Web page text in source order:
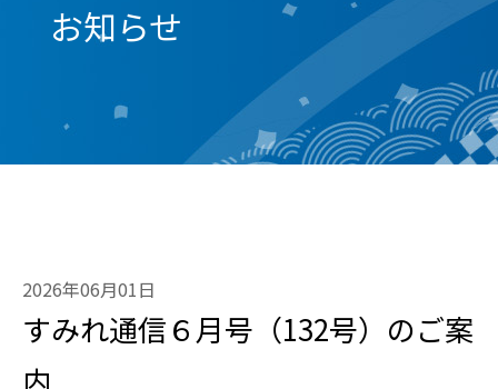
お知らせ
2026年06月01日
すみれ通信６月号（132号）のご案
内